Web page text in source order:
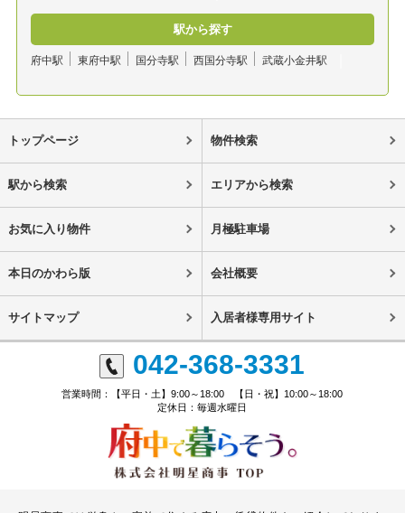
駅から探す
府中駅 東府中駅 国分寺駅 西国分寺駅 武蔵小金井駅
トップページ 物件検索
駅から検索 エリアから検索
お気に入り物件 月極駐車場
本日のかわら版 会社概要
サイトマップ 入居者様専用サイト
042-368-3331
営業時間：【平日・土】9:00～18:00 【日・祝】10:00～18:00
定休日：毎週水曜日